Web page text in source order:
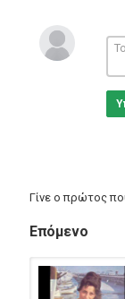
Γίνε ο πρώτος
Επόμενο